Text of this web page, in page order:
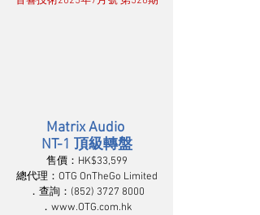
Matrix Audio
NT-1 頂級轉盤
售價：HK$33,599
總代理：OTG OnTheGo Limited
．查詢：(852) 3727 8000
．www.OTG.com.hk